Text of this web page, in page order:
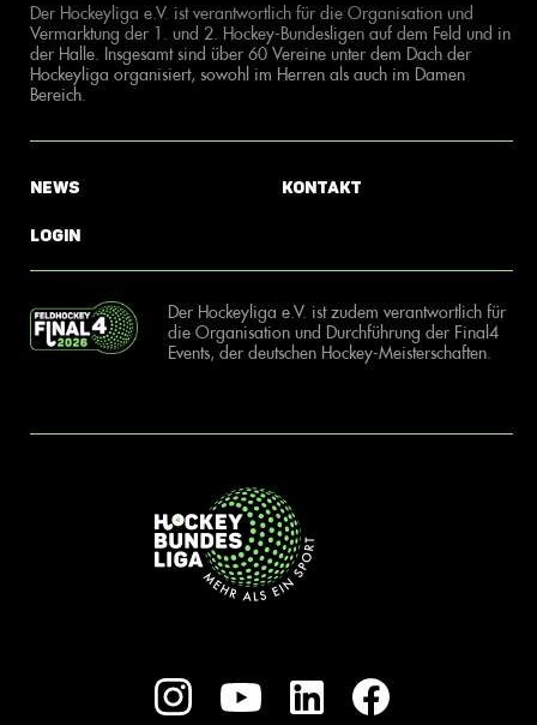
Der Hockeyliga e.V. ist verantwortlich für die Organisation und
Vermarktung der 1. und 2. Hockey-Bundesligen auf dem Feld und in
der Halle. Insgesamt sind über 60 Vereine unter dem Dach der
Hockeyliga organisiert, sowohl im Herren als auch im Damen
Bereich.
News
Login
Kontakt
Der Hockeyliga e.V. ist zudem verantwortlich für
die Organisation und Durchführung der Final4
Events, der deutschen Hockey-Meisterschaften.